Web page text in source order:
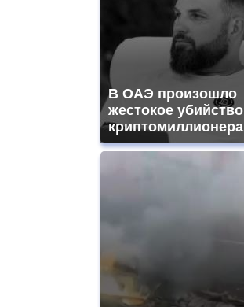
В ОАЭ произошло
жестокое убийство
криптомиллионера